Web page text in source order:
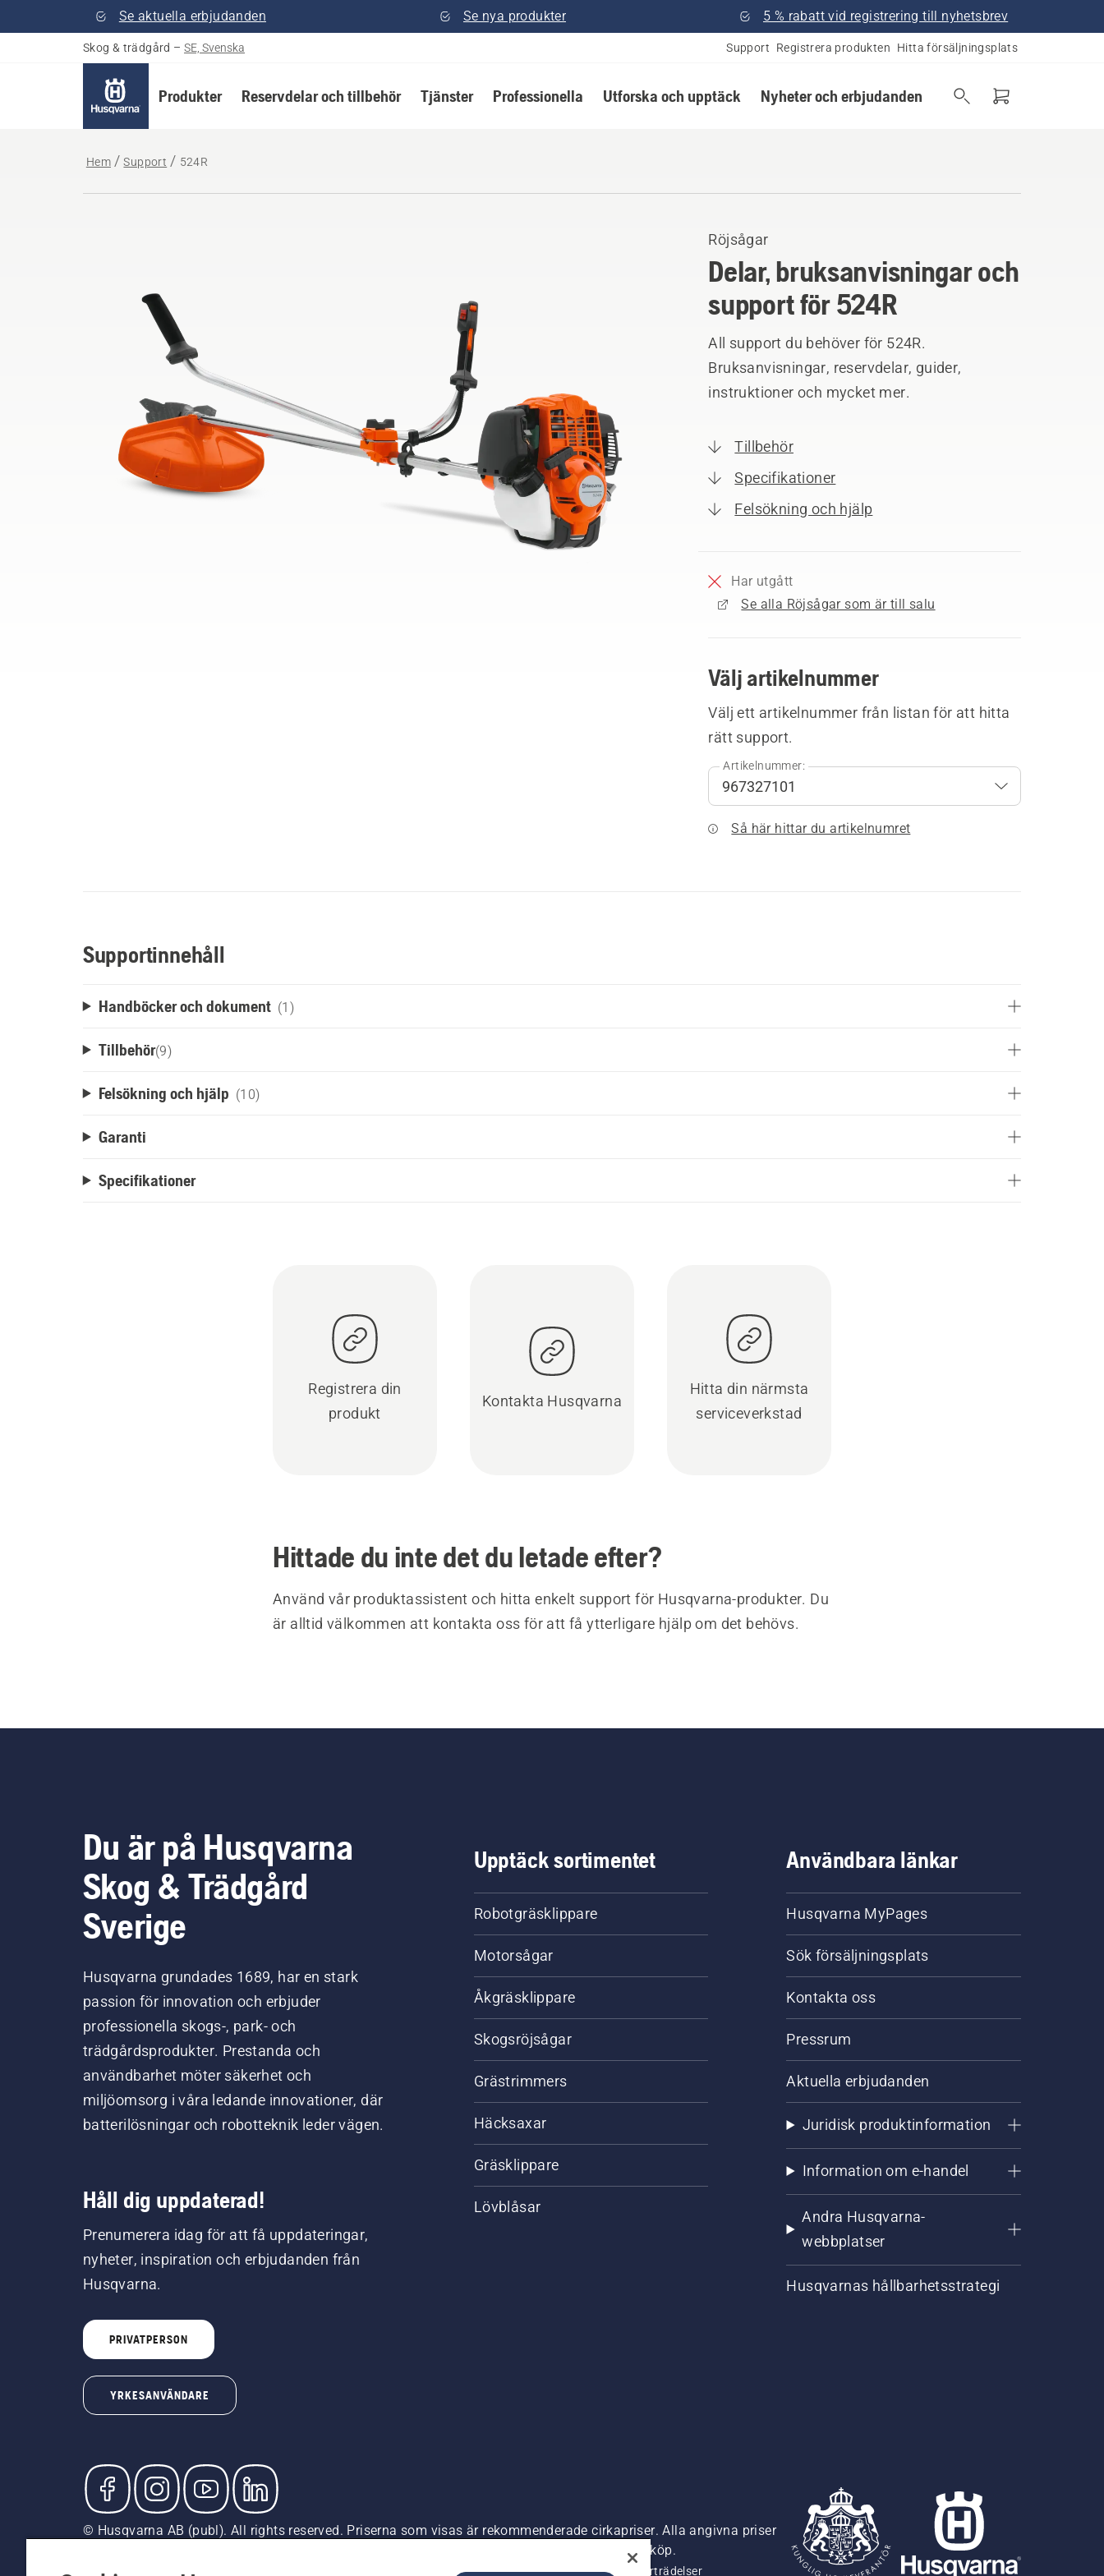
Se aktuella erbjudanden Se nya produkter 5 % rabatt vid registrering till nyhetsbrev
Skog & trädgård – SE, Svenska Support Registrera produkten Hitta försäljningsplats
Produkter Reservdelar och tillbehör Tjänster Professionella Utforska och upptäck Nyheter och erbjudanden
Hem Support 524R
Röjsågar
Delar, bruksanvisningar och
support för 524R
All support du behöver för 524R.
Bruksanvisningar, reservdelar, guider,
instruktioner och mycket mer.
Tillbehör
Specifikationer
Felsökning och hjälp
Har utgått
Se alla Röjsågar som är till salu
Välj artikelnummer
Välj ett artikelnummer från listan för att hitta
rätt support.
Artikelnummer:
Så här hittar du artikelnumret
Supportinnehåll
Handböcker och dokument (1)
Tillbehör(9)
Felsökning och hjälp (10)
Garanti
Specifikationer
Registrera din
produkt
Kontakta Husqvarna
Hitta din närmsta
serviceverkstad
Hittade du inte det du letade efter?
Använd vår produktassistent och hitta enkelt support för Husqvarna-produkter. Du
är alltid välkommen att kontakta oss för att få ytterligare hjälp om det behövs.
Du är på Husqvarna
Skog & Trädgård
Sverige
Husqvarna grundades 1689, har en stark
passion för innovation och erbjuder
professionella skogs-, park- och
trädgårdsprodukter. Prestanda och
användbarhet möter säkerhet och
miljöomsorg i våra ledande innovationer, där
batterilösningar och robotteknik leder vägen.
Håll dig uppdaterad!
Prenumerera idag för att få uppdateringar,
nyheter, inspiration och erbjudanden från
Husqvarna.
PRIVATPERSON
YRKESANVÄNDARE
Upptäck sortimentet
Robotgräsklippare
Motorsågar
Åkgräsklippare
Skogsröjsågar
Grästrimmers
Häcksaxar
Gräsklippare
Lövblåsar
Användbara länkar
Husqvarna MyPages
Sök försäljningsplats
Kontakta oss
Pressrum
Aktuella erbjudanden
Juridisk produktinformation
Information om e-handel
Andra Husqvarna-
webbplatser
Husqvarnas hållbarhetsstrategi
© Husqvarna AB (publ). All rights reserved. Priserna som visas är rekommenderade cirkapriser. Alla angivna priser
är rekommenderade försäljningspriser (inkl. moms) om inte produkten är tillgänglig för direkt köp.
Cookiepolicy Företagsinformation Rapportera misstänkta överträdelser